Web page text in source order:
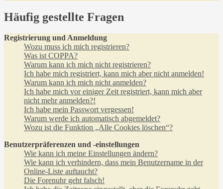
Häufig gestellte Fragen
Registrierung und Anmeldung
Wozu muss ich mich registrieren?
Was ist COPPA?
Warum kann ich mich nicht registrieren?
Ich habe mich registriert, kann mich aber nicht anmelden!
Warum kann ich mich nicht anmelden?
Ich habe mich vor einiger Zeit registriert, kann mich aber
nicht mehr anmelden?!
Ich habe mein Passwort vergessen!
Warum werde ich automatisch abgemeldet?
Wozu ist die Funktion „Alle Cookies löschen“?
Benutzerpräferenzen und -einstellungen
Wie kann ich meine Einstellungen ändern?
Wie kann ich verhindern, dass mein Benutzername in der
Online-Liste auftaucht?
Die Forenuhr geht falsch!